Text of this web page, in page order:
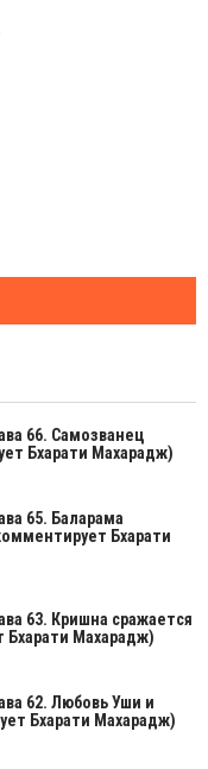
66. Самозванец
Бхарати Махарадж)
65. Баларама
Бхарати
63. Кришна сражается
Махарадж)
62. Любовь Уши и
Бхарати Махарадж)